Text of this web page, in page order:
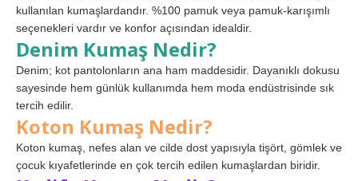
kullanılan kumaşlardandır. %100 pamuk veya pamuk-karışımlı
seçenekleri vardır ve konfor açısından idealdir.
Denim Kumaş Nedir?
Denim; kot pantolonların ana ham maddesidir. Dayanıklı dokusu
sayesinde hem günlük kullanımda hem moda endüstrisinde sık
tercih edilir.
Koton Kumaş Nedir?
Koton kumaş, nefes alan ve cilde dost yapısıyla tişört, gömlek ve
çocuk kıyafetlerinde en çok tercih edilen kumaşlardan biridir.